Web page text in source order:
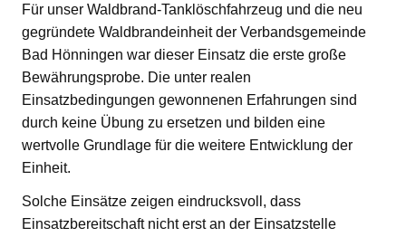
Für unser Waldbrand-Tanklöschfahrzeug und die neu
gegründete Waldbrandeinheit der Verbandsgemeinde
Bad Hönningen war dieser Einsatz die erste große
Bewährungsprobe. Die unter realen
Einsatzbedingungen gewonnenen Erfahrungen sind
durch keine Übung zu ersetzen und bilden eine
wertvolle Grundlage für die weitere Entwicklung der
Einheit.
Solche Einsätze zeigen eindrucksvoll, dass
Einsatzbereitschaft nicht erst an der Einsatzstelle